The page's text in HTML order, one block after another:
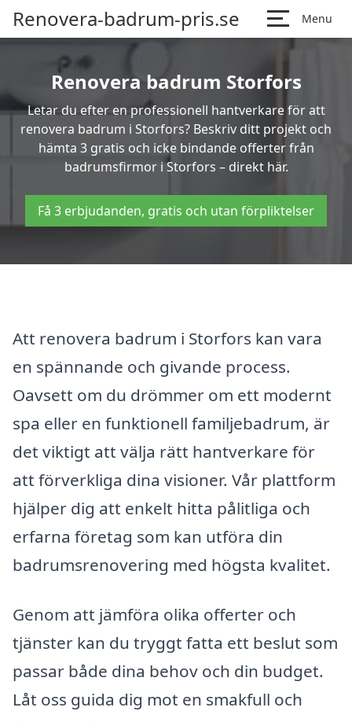
Renovera-badrum-pris.se Menu
Renovera badrum Storfors
Letar du efter en professionell hantverkare för att
renovera badrum i Storfors? Beskriv ditt projekt och
hämta 3 gratis och icke bindande offerter från
badrumsfirmor i Storfors – direkt här.
Få 3 erbjudanden, gratis och utan förpliktelser
Att renovera badrum i Storfors kan vara
en spännande och givande process.
Oavsett om du drömmer om ett modernt
spa eller en funktionell familjebadrum, är
det viktigt att välja rätt hantverkare för
att förverkliga dina visioner. Vår plattform
hjälper dig att enkelt hitta pålitliga och
erfarna företag som kan utföra din
badrumsrenovering med högsta kvalitet.
Genom att jämföra olika offerter och
tjänster kan du tryggt fatta ett beslut som
passar både dina behov och din budget.
Låt oss guida dig mot en smakfull och